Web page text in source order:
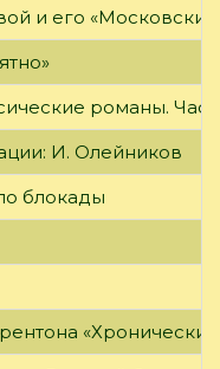
и его «Московский
романы.
И. Олейников
блокады